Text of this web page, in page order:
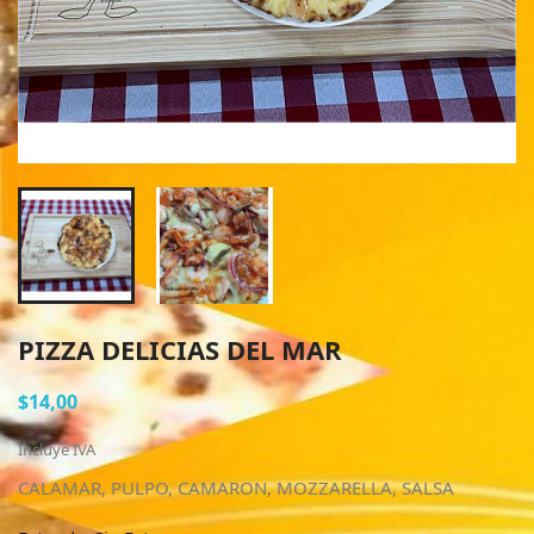
PIZZA DELICIAS DEL MAR
$14,00
Incluye IVA
CALAMAR, PULPO, CAMARON, MOZZARELLA, SALSA